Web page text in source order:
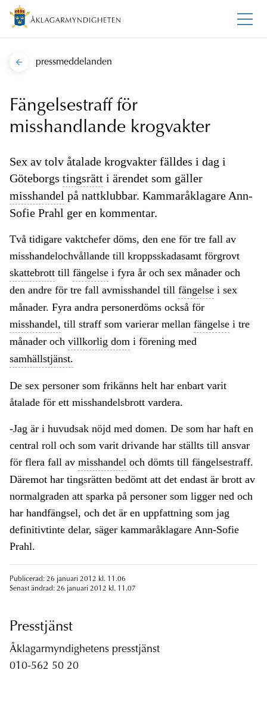
pressmeddelanden
Fängelsestraff för
misshandlande krogvakter
Sex av tolv åtalade krogvakter fälldes i dag i
Göteborgs tingsrätt i ärendet som gäller
misshandel på nattklubbar. Kammaråklagare Ann-
Sofie Prahl ger en kommentar.
Två tidigare vaktchefer döms, den ene för tre fall av
misshandelochvållande till kroppsskadasamt förgrovt
skattebrott till fängelse i fyra år och sex månader och
den andre för tre fall avmisshandel till fängelse i sex
månader. Fyra andra personerdöms också för
misshandel, till straff som varierar mellan fängelse i tre
månader och villkorlig dom i förening med
samhällstjänst.
De sex personer som frikänns helt har enbart varit
åtalade för ett misshandelsbrott vardera.
-Jag är i huvudsak nöjd med domen. De som har haft en
central roll och som varit drivande har ställts till ansvar
för flera fall av misshandel och dömts till fängelsestraff.
Däremot har tingsrätten bedömt att det endast är brott av
normalgraden att sparka på personer som ligger ned och
har handfängsel, och det är en uppfattning som jag
definitivtinte delar, säger kammaråklagare Ann-Sofie
Prahl.
Publicerad: 26 januari 2012 kl. 11.06
Senast ändrad: 26 januari 2012 kl. 11.07
Presstjänst
Åklagarmyndighetens presstjänst
010-562 50 20